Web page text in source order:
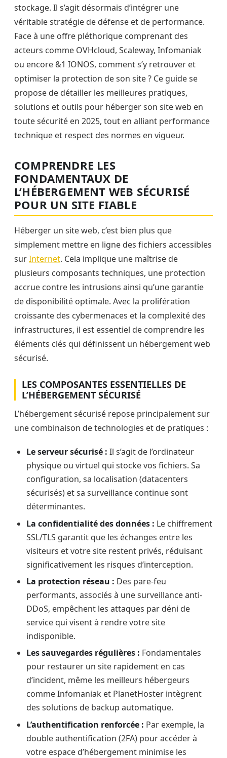
stockage. Il s’agit désormais d’intégrer une
véritable stratégie de défense et de performance.
Face à une offre pléthorique comprenant des
acteurs comme OVHcloud, Scaleway, Infomaniak
ou encore &1 IONOS, comment s’y retrouver et
optimiser la protection de son site ? Ce guide se
propose de détailler les meilleures pratiques,
solutions et outils pour héberger son site web en
toute sécurité en 2025, tout en alliant performance
technique et respect des normes en vigueur.
COMPRENDRE LES
FONDAMENTAUX DE
L’HÉBERGEMENT WEB SÉCURISÉ
POUR UN SITE FIABLE
Héberger un site web, c’est bien plus que
simplement mettre en ligne des fichiers accessibles
surInternet. Cela implique une maîtrise de
plusieurs composants techniques, une protection
accrue contre les intrusions ainsi qu’une garantie
de disponibilité optimale. Avec la prolifération
croissante des cybermenaces et la complexité des
infrastructures, il est essentiel de comprendre les
éléments clés qui définissent un hébergement web
sécurisé.
LES COMPOSANTES ESSENTIELLES DE
L’HÉBERGEMENT SÉCURISÉ
L’hébergement sécurisé repose principalement sur
une combinaison de technologies et de pratiques :
Le serveur sécurisé : Il s’agit de l’ordinateur
physique ou virtuel qui stocke vos fichiers. Sa
configuration, sa localisation (datacenters
sécurisés) et sa surveillance continue sont
déterminantes.
La confidentialité des données : Le chiffrement
SSL/TLS garantit que les échanges entre les
visiteurs et votre site restent privés, réduisant
significativement les risques d’interception.
La protection réseau : Des pare-feu
performants, associés à une surveillance anti-
DDoS, empêchent les attaques par déni de
service qui visent à rendre votre site
indisponible.
Les sauvegardes régulières : Fondamentales
pour restaurer un site rapidement en cas
d’incident, même les meilleurs hébergeurs
comme Infomaniak et PlanetHoster intègrent
des solutions de backup automatique.
L’authentification renforcée : Par exemple, la
double authentification (2FA) pour accéder à
votre espace d’hébergement minimise les